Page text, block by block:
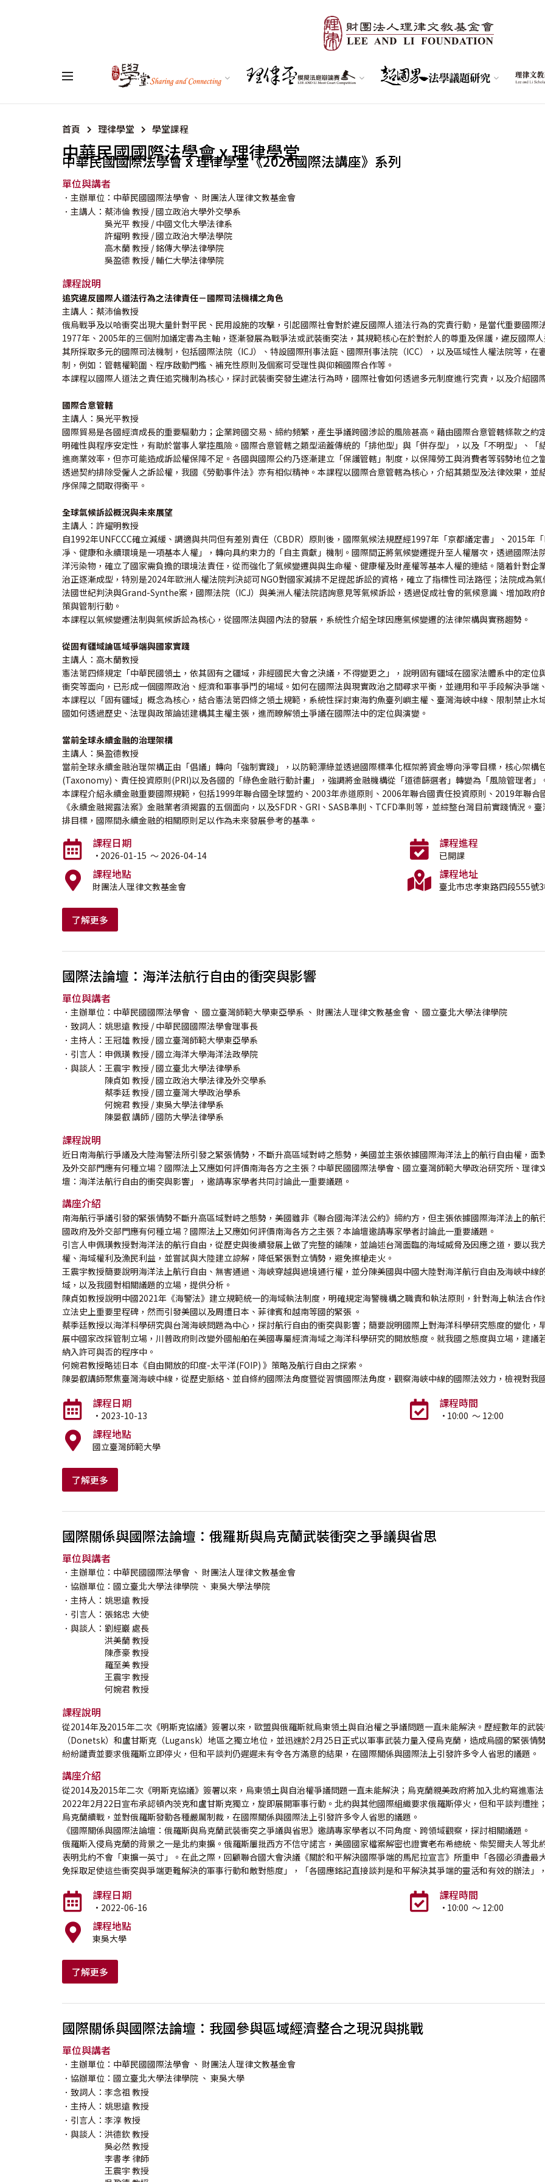
首頁 理律學堂 學堂課程
中華民國國際法學會 x 理律學堂
.
中華民國國際法學會ｘ理律學堂《2026國際法講座》系列
單位與講者
．主辦單位：中華民國國際法學會 、 財團法人理律文教基金會
．主講人： 蔡沛倫教授 / 國立政治大學外交學系
吳光平 教授 / 中國文化大學法律系
許耀明 教授 / 國立政治大學法學院
高木蘭教授 / 銘傳大學法律學院
吳盈德 教授 / 輔仁大學法律學院
課程說明
追究違反國際人道法行為之法律責任－國際司法機構之角色
主講人：蔡沛倫教授
俄烏戰爭及以哈衝突出現大量針對平民、民用設施的攻擊，引起國際社會對於違反國際人道法行為的究責行動，是當代重要國
1977年、2005年的三個附加議定書為主軸，逐漸發展為戰爭法或武裝衝突法，其規範核心在於對於人的尊重及保護，違反國際
其所採取多元的國際司法機制，包括國際法院（ICJ）、特設國際刑事法庭、國際刑事法院（ICC），以及區域性人權法院等，
制，例如：管轄權範圍、程序啟動門檻、補充性原則及個案可受理性與仰賴國際合作等。
本課程以國際人道法之責任追究機制為核心，探討武裝衝突發生違法行為時，國際社會如何透過多元制度進行究責，以及介紹國
國際合意管轄
主講人：吳光平教授
國際貿易是各國經濟成長的重要驅動力；企業跨國交易、締約頻繁，產生爭議跨國涉訟的風險甚高。藉由國際合意管轄條款之
明確性與程序安定性，有助於當事人掌控風險。國際合意管轄之類型涵蓋傳統的「排他型」與「併存型」，以及「不明型」、
進商業效率，但亦可能造成訴訟權保障不足。各國與國際公約乃逐漸建立「保護管轄」制度，以保障勞工與消費者等弱勢地位
透過契約排除受僱人之訴訟權，我國《勞動事件法》亦有相似精神。本課程以國際合意管轄為核心，介紹其類型及法律效果，
序保障之間取得衡平。
全球氣候訴訟概況與未來展望
主講人：許耀明教授
自1992年UNFCCC確立減緩、調適與共同但有差別責任（CBDR）原則後，國際氣候法規歷經1997年「京都議定書」、2015年
凈、健康和永續環境是一項基本人權」，轉向具約束力的「自主貢獻」機制。國際間正將氣候變遷提升至人權層次，透過國際
洋污染物，確立了國家需負擔的環境法責任，從而強化了氣候變遷與與生命權、健康權及財產權等基本人權的連結。隨着針對企
治正逐漸成型，特別是2024年歐洲人權法院判決認可NGO對國家減排不足提起訴訟的資格，確立了指標性司法路徑；法院成為
法國世紀判決與Grand-Synthe案，國際法院（ICJ）與美洲人權法院諮詢意見等氣候訴訟，透過促成社會的氣候意識、增加政
策與管制行動。
本課程以氣候變遷法制與氣候訴訟為核心，從國際法與國內法的發展，系統性介紹全球因應氣候變遷的法律架構與實務趨勢。
從固有疆域論區域爭端與國家實踐
主講人：高木蘭教授
憲法第四條規定「中華民國領土，依其固有之疆域，非經國民大會之決議，不得變更之」，說明固有疆域在國家法體系中的定
衝突等面向，已形成一個國際政治、經濟和軍事爭鬥的場域。如何在國際法與現實政治之間尋求平衡，並運用和平手段解決爭端
本課程以「固有疆域」概念為核心，結合憲法第四條之領土規範，系統性探討東海釣魚臺列嶼主權、臺灣海峽中線、限制禁止
國如何透過歷史、法理與政策論述建構其主權主張，進而瞭解領土爭議在國際法中的定位與演變。
當前全球永續金融的治理架構
主講人：吳盈德教授
當前全球永續金融治理架構正由「倡議」轉向「強制實踐」，以防範漂綠並透過國際標準化框架將資金導向淨零目標，核心架
(Taxonomy)、責任投資原則(PRI)以及各國的「綠色金融行動計畫」，強調將金融機構從「道德篩選者」轉變為「風險管理者」
本課程介紹永續金融重要國際規範，包括1999年聯合國全球盟約、2003年赤道原則、2006年聯合國責任投資原則、2019年聯
《永續金融揭露法案》金融業者須揭露的五個面向，以及SFDR、GRI、SASB準則、TCFD準則等，並綜整台灣目前實踐情況。
排目標，國際間永續金融的相關原則足以作為未來發展參考的基準。
課程日期
· 2026-01-15 ～ 2026-04-14
課程進程
已開課
課程地點
財團法人理律文教基金會
課程地址
臺北市忠孝東路四段555號
了解更多
國際法論壇：海洋法航行自由的衝突與影響
單位與講者
．主辦單位：中華民國國際法學會 、 國立臺灣師範大學東亞學系 、 財團法人理律文教基金會 、 國立臺北大學法律學院
．致詞人： 姚思遠 教授 / 中華民國國際法學會理事長
．主持人： 王冠雄 教授 / 國立臺灣師範大學東亞學系
．引言人： 申佩璜教授 / 國立海洋大學海洋法政學院
．與談人： 王震宇教授 / 國立臺北大學法律學系
陳貞如 教授 / 國立政治大學法律及外交學系
蔡季廷教授 / 國立臺灣大學政治學系
何婉君教授 / 東吳大學法律學系
陳晏叡講師 / 國防大學法律學系
課程說明
近日南海航行爭議及大陸海警法所引發之緊張情勢，不斷升高區域對峙之態勢，美國並主張依據國際海洋法上的航行自由權，
及外交部門應有何種立場？國際法上又應如何評價南海各方之主張？中華民國國際法學會、國立臺灣師範大學政治研究所、理
壇：海洋法航行自由的衝突與影響」，邀請專家學者共同討論此一重要議題。
講座介紹
南海航行爭議引發的緊張情勢不斷升高區域對峙之態勢，美國雖非《聯合國海洋法公約》締約方，但主張依據國際海洋法上的
國政府及外交部門應有何種立場？國際法上又應如何評價南海各方之主張？本論壇邀請專家學者討論此一重要議題。
引言人申佩璜教授對海洋法的航行自由，從歷史與後續發展上做了完整的鋪陳，並論述台灣面臨的海域威脅及因應之道，要以
權、海域權利及漁民利益，並嘗試與大陸建立諒解，降低緊張對立情勢，避免擦槍走火。
王震宇教授簡要說明海洋法上航行自由、無害通過、海峽穿越與過境通行權，並分陳美國與中國大陸對海洋航行自由及海峽中
域，以及我國對相關議題的立場，提供分析。
陳貞如教授說明中國2021年《海警法》建立規範統一的海域執法制度，明確規定海警機構之職責和執法原則，針對海上執法合
立法史上重要里程碑，然而引發美國以及周遭日本、菲律賓和越南等國的緊張 。
蔡季廷教授以海洋科學研究與台灣海峽問題為中心，探討航行自由的衝突與影響；簡要說明國際上對海洋科學研究態度的變化
展中國家改採管制立場，川普政府則改變外國船舶在美國專屬經濟海域之海洋科學研究的開放態度。就我國之態度與立場，建
納入許可與否的程序中。
何婉君教授略述日本《自由開放的印度-太平洋(FOIP) 》策略及航行自由之探索。
陳晏叡講師聚焦臺灣海峽中線，從歷史脈絡、並自條約國際法角度暨從習慣國際法角度，觀察海峽中線的國際法效力，檢視對我
課程日期
·2023-10-13
課程時間
· 10:00 ～ 12:00
課程地點
國立臺灣師範大學
了解更多
國際關係與國際法論壇：俄羅斯與烏克蘭武裝衝突之爭議與省思
單位與講者
．主辦單位：中華民國國際法學會 、 財團法人理律文教基金會
．協辦單位：國立臺北大學法律學院 、 東吳大學法學院
．主持人： 姚思遠 教授
．引言人： 張銘忠 大使
．與談人： 劉經巖 處長
洪美蘭教授
陳彥豪教授
羅至美教授
王震宇教授
何婉君教授
課程說明
從2014年及2015年二次《明斯克協議》簽署以來，歐盟與俄羅斯就烏東領土與自治權之爭議問題一直未能解決。歷經數年的武
（Donetsk）和盧甘斯克（Lugansk）地區之獨立地位，並迅速於2月25日正式以軍事武裝力量入侵烏克蘭，造成烏國的緊張情
紛紛譴責並要求俄羅斯立即停火，但和平談判仍遲遲未有令各方滿意的結果，在國際關係與國際法上引發許多令人省思的議題。
講座介紹
從2014及2015年二次《明斯克協議》簽署以來，烏東領土與自治權爭議問題一直未能解決；烏克蘭親美政府將加入北約寫進憲
2022年2月22日宣布承認頓內茨克和盧甘斯克獨立，旋即展開軍事行動。北約與其他國際組織要求俄羅斯停火，但和平談判遭
烏克蘭續戰，並對俄羅斯發動各種嚴厲制裁，在國際關係與國際法上引發許多令人省思的議題。
《國際關係與國際法論壇：俄羅斯與烏克蘭武裝衝突之爭議與省思》邀請專家學者以不同角度、跨領域觀察，探討相關議題。
俄羅斯入侵烏克蘭的背景之一是北約東擴。俄羅斯屢批西方不信守諾言，美國國家檔案解密也證實老布希總統、柴契爾夫人等
表明北約不會「東擴一英寸」。在此之際，回顧聯合國大會決議《關於和平解決國際爭端的馬尼拉宣言》所重申「各國必須盡
免採取足使這些衝突與爭端更難解決的軍事行動和敵對態度」，「各國應銘記直接談判是和平解決其爭端的靈活和有效的辦法」
課程日期
·2022-06-16
課程時間
· 10:00 ～ 12:00
課程地點
東吳大學
了解更多
國際關係與國際法論壇：我國參與區域經濟整合之現況與挑戰
單位與講者
．主辦單位：中華民國國際法學會 、 財團法人理律文教基金會
．協辦單位：國立臺北大學法律學院 、 東吳大學
．致詞人： 李念祖教授
．主持人： 姚思遠 教授
．引言人： 李淳教授
．與談人： 洪德欽教授
吳必然教授
李書孝 律師
王震宇教授